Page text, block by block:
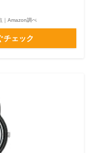
｜Amazon調べ
チェック